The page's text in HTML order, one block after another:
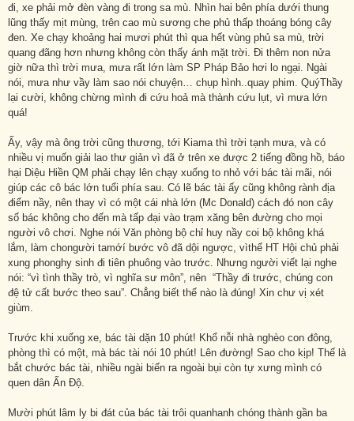
đi, xe phải mở đèn vàng đi trong sa mù. Nhìn hai bên phía dưới thung
lũng thấy mịt mùng, trên cao mù sương che phủ thấp thoáng bóng cây
đen. Xe chạy khoảng hai mươi phút thì qua hết vùng phủ sa mù, trời
quang đãng hơn nhưng không còn thấy ánh mặt trời. Đi thêm non nửa
giờ nữa thì trời mưa, mưa rất lớn làm SP Pháp Bảo hơi lo ngại. Ngài
nói, mưa như vầy làm sao nói chuyện… chụp hình..quay phim. QuýThầy
lại cười, không chừng mình đi cứu hoả mà thành cứu lụt, vì mưa lớn
quá!
Ấy, vậy mà ông trời cũng thương, tới Kiama thì trời tạnh mưa, và có
nhiều vị muốn giải lao thư giản vì đã ở trên xe được 2 tiếng đồng hồ, báo
hại Diệu Hiền QM phải chạy lên chạy xuống to nhỏ với bác tài mãi, nói
giúp các cô bác lớn tuổi phía sau. Có lẽ bác tài ấy cũng không rành địa
điểm nầy, nên thay vì có một cái nhà lớn (Mc Donald) cách đó non cây
số bác không cho đến mà tấp đại vào trạm xăng bên đường cho mọi
người vô chơi. Nghe nói Văn phòng bộ chỉ huy nầy coi bộ không khá
lắm, làm chongười tamớí bước vô đã dội ngược, vìthế HT Hội chủ phải
xung phonghy sinh đi tiên phuông vào trước. Nhưng người viết lại nghe
nói: “vì tình thầy trò, vì nghĩa sư môn”, nên “Thầy đi trước, chúng con
đệ tử cất bước theo sau”. Chẳng biết thế nào là đúng! Xin chư vị xét
giùm.
Trước khi xuống xe, bác tài dặn 10 phút! Khổ nỗi nhà nghèo con đông,
phòng thì có một, mà bác tài nói 10 phút! Lên đường! Sao cho kịp! Thế là
bắt chước bác tài, nhiều ngài biến ra ngoài bụi còn tự xưng mình có
quen dân Ấn Độ.
Mười phút lâm ly bi đát của bác tài trôi quanhanh chóng thành gần ba